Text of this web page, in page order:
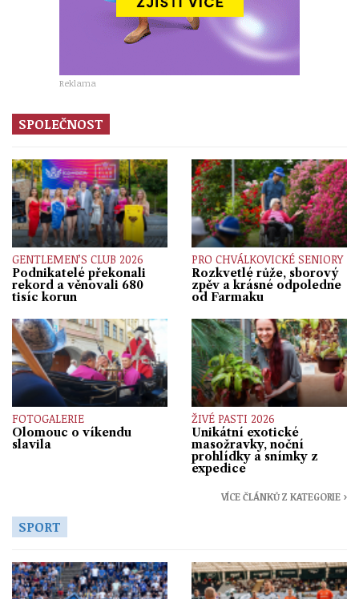
Reklama
SPOLEČNOST
GENTLEMEN’S CLUB 2026
Podnikatelé překonali
rekord a věnovali 680
tisíc korun
PRO CHVÁLKOVICKÉ SENIORY
Rozkvetlé růže, sborový
zpěv a krásné odpoledne
od Farmaku
FOTOGALERIE
Olomouc o víkendu
slavila
ŽIVÉ PASTI 2026
Unikátní exotické
masožravky, noční
prohlídky a snímky z
expedice
VÍCE ČLÁNKŮ Z KATEGORIE ›
SPORT